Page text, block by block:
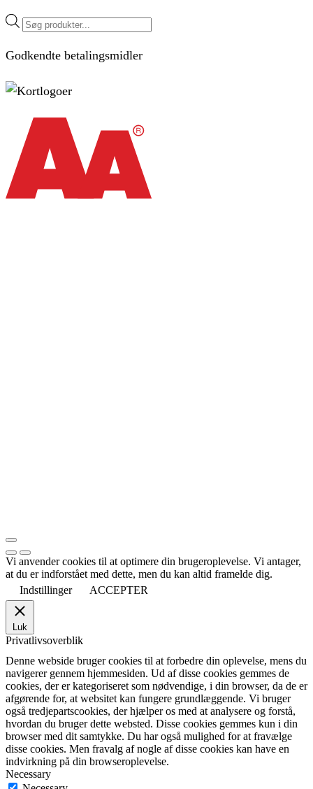
Products
search
Godkendte betalingsmidler
Vi anvender cookies til at optimere din brugeroplevelse. Vi antager,
at du er indforstået med dette, men du kan altid framelde dig.
Indstillinger
ACCEPTER
Luk
Privatlivsoverblik
Denne webside bruger cookies til at forbedre din oplevelse, mens du
navigerer gennem hjemmesiden. Ud af disse cookies gemmes de
cookies, der er kategoriseret som nødvendige, i din browser, da de er
afgørende for, at websitet kan fungere grundlæggende. Vi bruger
også tredjepartscookies, der hjælper os med at analysere og forstå,
hvordan du bruger dette websted. Disse cookies gemmes kun i din
browser med dit samtykke. Du har også mulighed for at fravælge
disse cookies. Men fravalg af nogle af disse cookies kan have en
indvirkning på din browseroplevelse.
Necessary